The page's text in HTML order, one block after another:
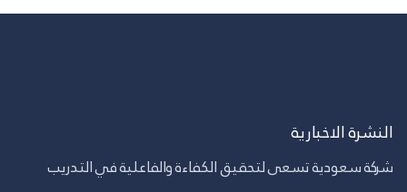
النشرة الاخبارية
شركة سعودية تسعى لتحقيق الكفاءة والفاعلية في التدريب